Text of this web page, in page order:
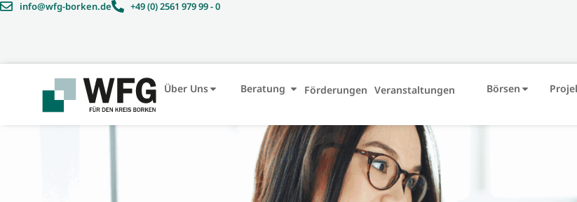
info@wfg-borken.de +49 (0) 2561 979 99 - 0
Über Uns Beratung Förderungen Veranstaltungen Börsen